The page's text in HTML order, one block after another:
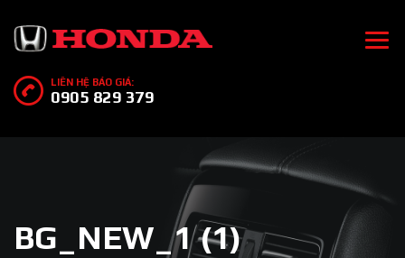
LIÊN HỆ BÁO GIÁ:
0905 829 379
BG_NEW_1 (1)